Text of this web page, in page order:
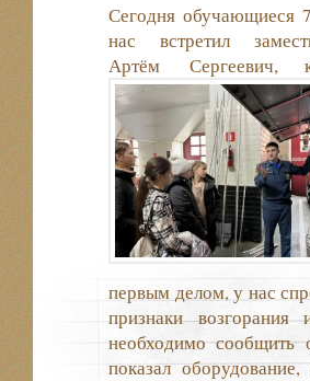
Сегодня обучающиеся
нас встретил
Артём Сергеевич,
первым делом, у нас
признаки
необходимо сообщить
показал